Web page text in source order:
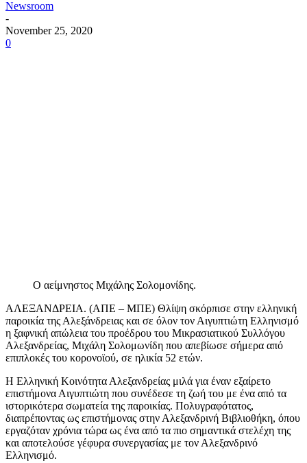
Newsroom
-
November 25, 2020
0
Ο αείμνηστος Μιχάλης Σολομονίδης.
ΑΛΕΞΑΝΔΡΕΙΑ. (ΑΠΕ – ΜΠΕ) Θλίψη σκόρπισε στην ελληνική
παροικία της Αλεξάνδρειας και σε όλον τον Αιγυπτιώτη Ελληνισμό
η ξαφνική απώλεια του προέδρου του Μικρασιατικού Συλλόγου
Αλεξανδρείας, Μιχάλη Σολομωνίδη που απεβίωσε σήμερα από
επιπλοκές του κορονοϊού, σε ηλικία 52 ετών.
Η Ελληνική Κοινότητα Αλεξανδρείας μιλά για έναν εξαίρετο
επιστήμονα Αιγυπτιώτη που συνέδεσε τη ζωή του με ένα από τα
ιστορικότερα σωματεία της παροικίας. Πολυγραφότατος,
διαπρέποντας ως επιστήμονας στην Αλεξανδρινή Βιβλιοθήκη, όπου
εργαζόταν χρόνια τώρα ως ένα από τα πιο σημαντικά στελέχη της
και αποτελούσε γέφυρα συνεργασίας με τον Αλεξανδρινό
Ελληνισμό.